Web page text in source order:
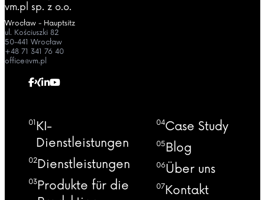
vm.pl sp. z o.o.
Wrocław - Hauptsitz
ul. Kościuszki 82
50-441 Wrocław
+48 71 341 76 40
office@vm.pl
01 KI-
Dienstleistungen
02 Dienstleistungen
03 Produkte für die
04Case Study
05 Blog
06Über uns
07 Kontakt